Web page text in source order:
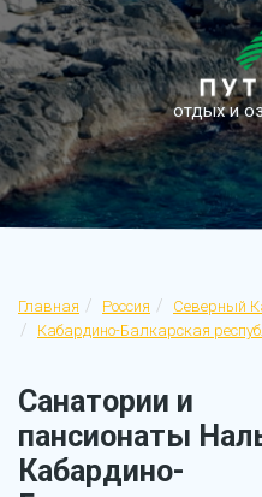
отдых и
Главная Россия
Северный
Кабардино-Балкарская
Санатории и
пансионаты
Кабардино-